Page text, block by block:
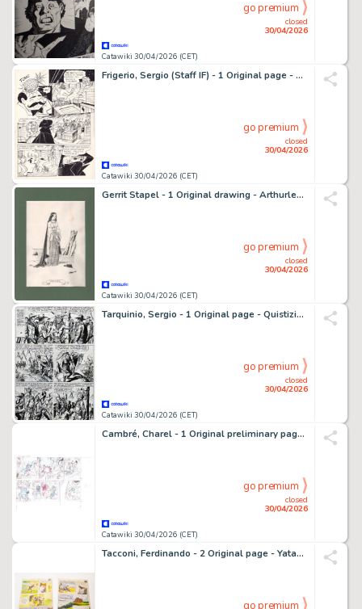
Catawiki 30/04/2026 (CET)
closed
30/04/2026
go premium
Frigerio, Sergio (Staff IF) - 1 Original page - Candy Candy - Settimanale Fabbri n. 104 - 1982
Catawiki 30/04/2026 (CET)
closed
30/04/2026
go premium
Gerrit Stapel - 1 Original drawing - Arthurlegende - Isolde
Catawiki 30/04/2026 (CET)
closed
30/04/2026
go premium
Tarquinio, Sergio - 1 Original page - Quistiziere del West
Catawiki 30/04/2026 (CET)
closed
30/04/2026
go premium
Cambré, Charel - 1 Original preliminary page - Robbedoes 3 - De Wolfman - 2018
Catawiki 30/04/2026 (CET)
closed
30/04/2026
go premium
Tacconi, Ferdinando - 2 Original page - Yataca n.17 - Fils-du-Soleil + Pellicole colore - 1969